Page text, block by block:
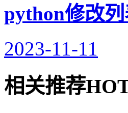
python修改
2023-11-11
相关推荐